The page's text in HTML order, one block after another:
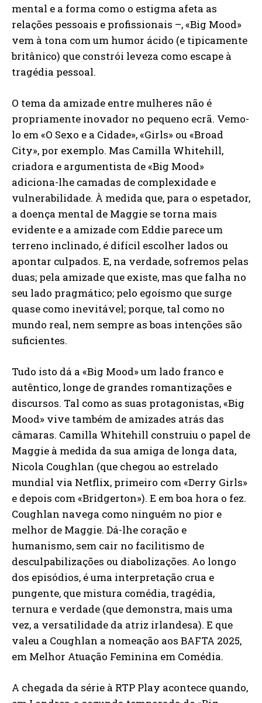
mental e a forma como o estigma afeta as
relações pessoais e profissionais –, «Big Mood»
vem à tona com um humor ácido (e tipicamente
britânico) que constrói leveza como escape à
tragédia pessoal.
O tema da amizade entre mulheres não é
propriamente inovador no pequeno ecrã. Vemo-
lo em «O Sexo e a Cidade», «Girls» ou «Broad
City», por exemplo. Mas Camilla Whitehill,
criadora e argumentista de «Big Mood»
adiciona-lhe camadas de complexidade e
vulnerabilidade. À medida que, para o espetador,
a doença mental de Maggie se torna mais
evidente e a amizade com Eddie parece um
terreno inclinado, é difícil escolher lados ou
apontar culpados. E, na verdade, sofremos pelas
duas; pela amizade que existe, mas que falha no
seu lado pragmático; pelo egoísmo que surge
quase como inevitável; porque, tal como no
mundo real, nem sempre as boas intenções são
suficientes.
Tudo isto dá a «Big Mood» um lado franco e
autêntico, longe de grandes romantizações e
discursos. Tal como as suas protagonistas, «Big
Mood» vive também de amizades atrás das
câmaras. Camilla Whitehill construiu o papel de
Maggie à medida da sua amiga de longa data,
Nicola Coughlan (que chegou ao estrelado
mundial via Netflix, primeiro com «Derry Girls»
e depois com «Bridgerton»). E em boa hora o fez.
Coughlan navega como ninguém no pior e
melhor de Maggie. Dá-lhe coração e
humanismo, sem cair no facilitismo de
desculpabilizações ou diabolizações. Ao longo
dos episódios, é uma interpretação crua e
pungente, que mistura comédia, tragédia,
ternura e verdade (que demonstra, mais uma
vez, a versatilidade da atriz irlandesa). E que
valeu a Coughlan a nomeação aos BAFTA 2025,
em Melhor Atuação Feminina em Comédia.
A chegada da série à RTP Play acontece quando,